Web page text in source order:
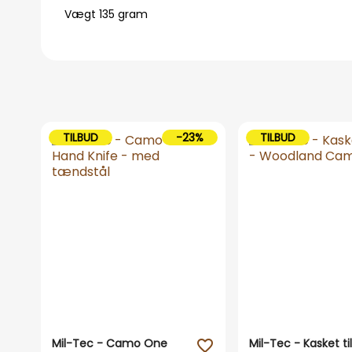
Vægt 135 gram
Mil-Tec - Camo One
favorite_outline
TILBUD -23%
Mil-Tec - Kasket
TILBUD